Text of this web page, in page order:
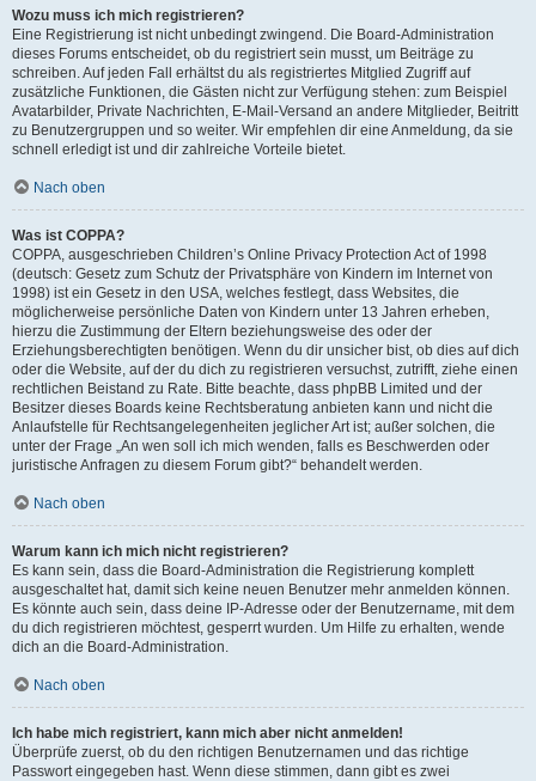
Wozu muss ich mich registrieren?
Eine Registrierung ist nicht unbedingt zwingend. Die Board-Administration
dieses Forums entscheidet, ob du registriert sein musst, um Beiträge zu
schreiben. Auf jeden Fall erhältst du als registriertes Mitglied Zugriff auf
zusätzliche Funktionen, die Gästen nicht zur Verfügung stehen: zum Beispiel
Avatarbilder, Private Nachrichten, E-Mail-Versand an andere Mitglieder, Beitritt
zu Benutzergruppen und so weiter. Wir empfehlen dir eine Anmeldung, da sie
schnell erledigt ist und dir zahlreiche Vorteile bietet.
Nach oben
Was ist COPPA?
COPPA, ausgeschrieben Children’s Online Privacy Protection Act of 1998
(deutsch: Gesetz zum Schutz der Privatsphäre von Kindern im Internet von
1998) ist ein Gesetz in den USA, welches festlegt, dass Websites, die
möglicherweise persönliche Daten von Kindern unter 13 Jahren erheben,
hierzu die Zustimmung der Eltern beziehungsweise des oder der
Erziehungsberechtigten benötigen. Wenn du dir unsicher bist, ob dies auf dich
oder die Website, auf der du dich zu registrieren versuchst, zutrifft, ziehe einen
rechtlichen Beistand zu Rate. Bitte beachte, dass phpBB Limited und der
Besitzer dieses Boards keine Rechtsberatung anbieten kann und nicht die
Anlaufstelle für Rechtsangelegenheiten jeglicher Art ist; außer solchen, die
unter der Frage „An wen soll ich mich wenden, falls es Beschwerden oder
juristische Anfragen zu diesem Forum gibt?“ behandelt werden.
Nach oben
Warum kann ich mich nicht registrieren?
Es kann sein, dass die Board-Administration die Registrierung komplett
ausgeschaltet hat, damit sich keine neuen Benutzer mehr anmelden können.
Es könnte auch sein, dass deine IP-Adresse oder der Benutzername, mit dem
du dich registrieren möchtest, gesperrt wurden. Um Hilfe zu erhalten, wende
dich an die Board-Administration.
Nach oben
Ich habe mich registriert, kann mich aber nicht anmelden!
Überprüfe zuerst, ob du den richtigen Benutzernamen und das richtige
Passwort eingegeben hast. Wenn diese stimmen, dann gibt es zwei